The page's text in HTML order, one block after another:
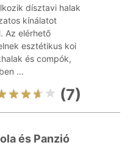
dísztavi halak
kínálatot
Az elérhető
esztétikus koi
és compók,
...
(7)
és Panzió